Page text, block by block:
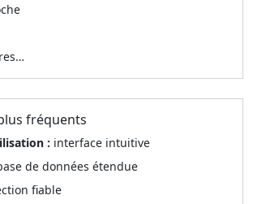
fréquents
: interface intuitive
de données étendue
fiable